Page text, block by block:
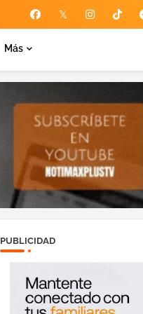
Más
PUBLICIDAD